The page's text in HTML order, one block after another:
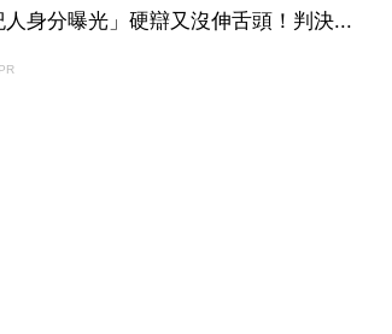
身分曝光」硬辯又沒伸舌頭！判決...
PR